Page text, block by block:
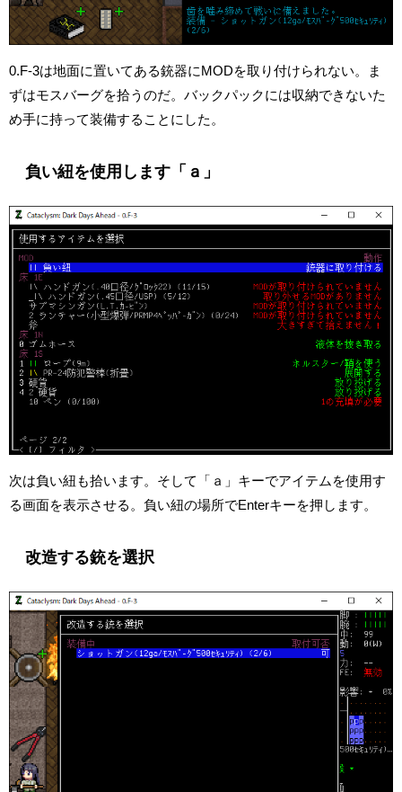
0.F-3は地面に置いてある銃器にMODを取り付けられない。ま
ずはモスバーグを拾うのだ。バックパックには収納できないた
め手に持って装備することにした。
負い紐を使用します「ａ」
次は負い紐も拾います。そして「ａ」キーでアイテムを使用す
る画面を表示させる。負い紐の場所でEnterキーを押します。
改造する銃を選択